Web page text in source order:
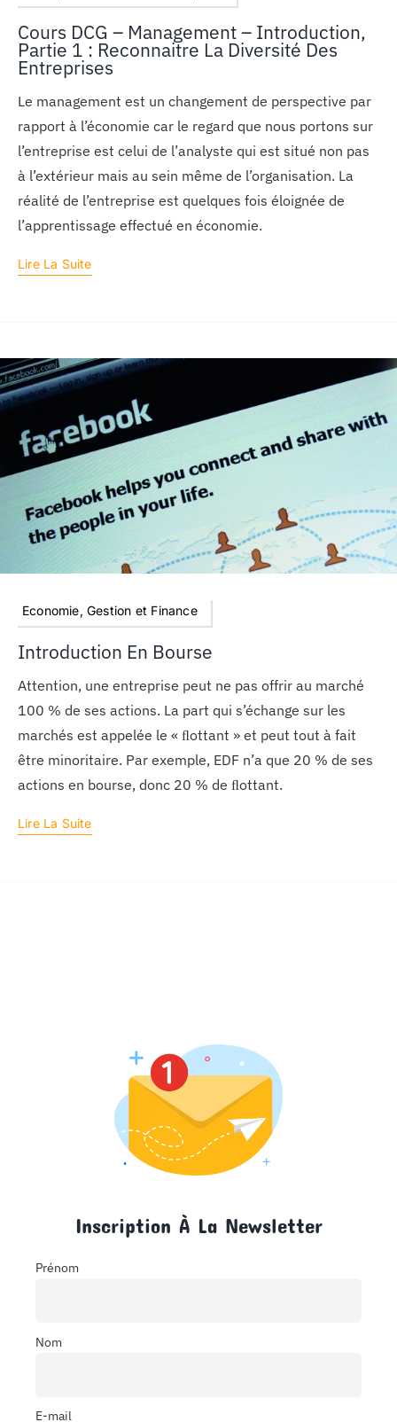
Cours DCG – Management – Introduction,
Partie 1 : Reconnaitre La Diversité Des
Entreprises
Le management est un changement de perspective par
rapport à l’économie car le regard que nous portons sur
l’entreprise est celui de l’analyste qui est situé non pas
à l’extérieur mais au sein même de l’organisation. La
réalité de l’entreprise est quelques fois éloignée de
l’apprentissage effectué en économie.
Lire La Suite
Economie, Gestion et Finance
Introduction En Bourse
Attention, une entreprise peut ne pas offrir au marché
100 % de ses actions. La part qui s’échange sur les
marchés est appelée le « ﬂottant » et peut tout à fait
être minoritaire. Par exemple, EDF n’a que 20 % de ses
actions en bourse, donc 20 % de ﬂottant.
Lire La Suite
Inscription À La Newsletter
Prénom
Nom
E-mail